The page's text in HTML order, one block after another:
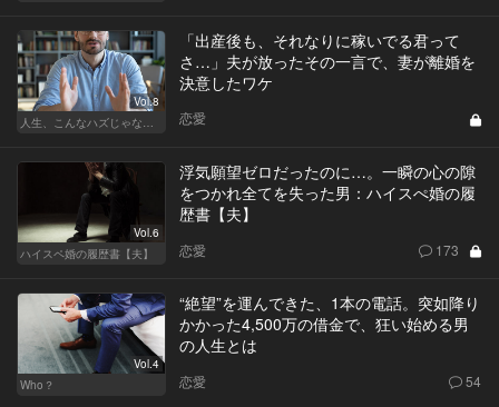
Vol.8
「出産後も、それなりに稼いでる君って
さ…」夫が放ったその一言で、妻が離婚を
決意したワケ
恋愛
Vol.6
ハイスペ婚の履歴書【夫】
浮気願望ゼロだったのに…。一瞬の心の隙
をつかれ全てを失った男：ハイスぺ婚の履
歴書【夫】
恋愛 173
Vol.4
Who？
“絶望”を運んできた、1本の電話。突如降り
かかった4,500万の借金で、狂い始める男
の人生とは
恋愛 54